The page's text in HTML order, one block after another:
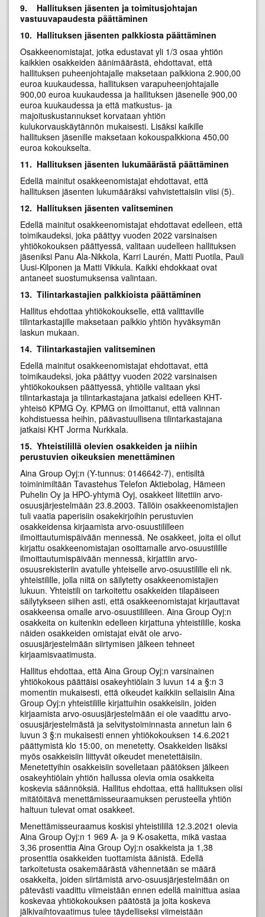
9. Hallituksen jäsenten ja toimitusjohtajan
vastuuvapaudesta päättäminen
10. Hallituksen jäsenten palkkiosta päättäminen
Osakkeenomistajat, jotka edustavat yli 1/3 osaa yhtiön
kaikkien osakkeiden äänimäärästä, ehdottavat, että
hallituksen puheenjohtajalle maksetaan palkkiona 2.900,00
euroa kuukaudessa, hallituksen varapuheenjohtajalle
900,00 euroa kuukaudessa ja hallituksen jäsenelle 900,00
euroa kuukaudessa ja että matkustus- ja
majoituskustannukset korvataan yhtiön
kulukorvauskäytännön mukaisesti. Lisäksi kaikille
hallituksen jäsenille maksetaan kokouspalkkiona 450,00
euroa kokoukselta.
11. Hallituksen jäsenten lukumäärästä päättäminen
Edellä mainitut osakkeenomistajat ehdottavat, että
hallituksen jäsenten lukumääräksi vahvistettaisiin viisi (5).
12. Hallituksen jäsenten valitseminen
Edellä mainitut osakkeenomistajat ehdottavat edelleen, että
toimikaudeksi, joka päättyy vuoden 2022 varsinaisen
yhtiökokouksen päättyessä, valitaan uudelleen hallituksen
jäseniksi Panu Ala-Nikkola, Karri Laurén, Matti Puotila, Pauli
Uusi-Kilponen ja Matti Vikkula. Kaikki ehdokkaat ovat
antaneet suostumuksensa valintaan.
13. Tilintarkastajien palkkioista päättäminen
Hallitus ehdottaa yhtiökokoukselle, että valittaville
tilintarkastajille maksetaan palkkio yhtiön hyväksymän
laskun mukaan.
14. Tilintarkastajien valitseminen
Edellä mainitut osakkeenomistajat ehdottavat, että
toimikaudeksi, joka päättyy vuoden 2022 varsinaisen
yhtiökokouksen päättyessä, yhtiölle valitaan yksi
tilintarkastaja ja tilintarkastajana jatkaisi edelleen KHT-
yhteisö KPMG Oy. KPMG on ilmoittanut, että valinnan
kohdistuessa heihin, päävastuullisena tilintarkastajana
jatkaisi KHT Jorma Nurkkala.
15. Yhteistilillä olevien osakkeiden ja niihin
perustuvien oikeuksien menettäminen
Aina Group Oyj:n (Y-tunnus: 0146642-7), entisiltä
toiminimiltään Tavastehus Telefon Aktiebolag, Hämeen
Puhelin Oy ja HPO-yhtymä Oyj, osakkeet liitettiin arvo-
osuusjärjestelmään 23.8.2003. Tällöin osakkeenomistajien
tuli vaatia paperisiin osakekirjoihin perustuvien
osakkeidensa kirjaamista arvo-osuustililleen
ilmoittautumispäivään mennessä. Ne osakkeet, joita ei ollut
kirjattu osakkeenomistajan osoittamalle arvo-osuustilille
ilmoittautumispäivään mennessä, kirjattiin arvo-
osuusrekisteriin avatulle yhteiselle arvo-osuustilille eli nk.
yhteistilille, jolla niitä on säilytetty osakkeenomistajien
lukuun. Yhteistili on tarkoitettu osakkeiden tilapäiseen
säilytykseen siihen asti, että osakkeenomistajat kirjauttavat
osakkeensa omalle arvo-osuustililleen. Aina Group Oyj:n
osakkeita on kuitenkin edelleen kirjattuna yhteistilille, koska
näiden osakkeiden omistajat eivät ole arvo-
osuusjärjestelmään siirtymisen jälkeen tehneet
kirjaamisvaatimusta.
Hallitus ehdottaa, että Aina Group Oyj:n varsinainen
yhtiökokous päättäisi osakeyhtiölain 3 luvun 14 a §:n 3
momentin mukaisesti, että oikeudet kaikkiin sellaisiin Aina
Group Oyj:n yhteistilille kirjattuihin osakkeisiin, joiden
kirjaamista arvo-osuusjärjestelmään ei ole vaadittu arvo-
osuusjärjestelmästä ja selvitystoiminnasta annetun lain 6
luvun 3 §:n mukaisesti ennen yhtiökokouksen 14.6.2021
päättymistä klo 15:00, on menetetty. Osakkeiden lisäksi
myös osakkeisiin liittyvät oikeudet menetettäisiin.
Menetettyihin osakkeisiin sovelletaan päätöksen jälkeen
osakeyhtiölain yhtiön hallussa olevia omia osakkeita
koskevia säännöksiä. Hallitus ehdottaa, että hallituksen olisi
mitätöitävä menettämisseuraamuksen perusteella yhtiön
haltuun tulevat omat osakkeet.
Menettämisseuraamus koskisi yhteistilillä 12.3.2021 olevia
Aina Group Oyj:n 1 969 A- ja 9 K-osaketta, mikä vastaa
3,36 prosenttia Aina Group Oyj:n osakkeista ja 1,38
prosenttia osakkeiden tuottamista äänistä. Edellä
tarkoitetusta osakemäärästä vähennetään se määrä
osakkeita, joiden siirtämistä arvo-osuusjärjestelmään on
pätevästi vaadittu viimeistään ennen edellä mainittua asiaa
koskevaa yhtiökokouksen päätöstä ja joita koskeva
jälkivaihtovaatimus tulee täydelliseksi viimeistään